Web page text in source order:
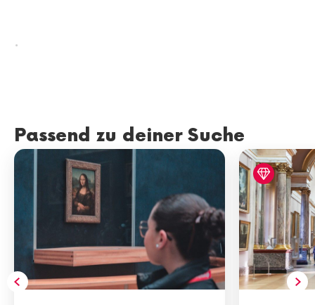
.
Passend zu deiner Suche